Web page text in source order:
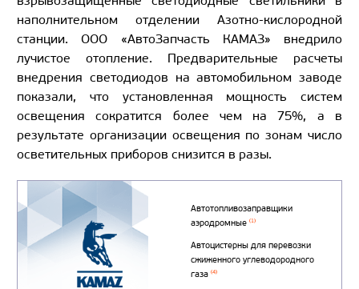
наполнительном отделении Азотно-кислородной
станции. ООО «АвтоЗапчасть КАМАЗ» внедрило
лучистое отопление. Предварительные расчеты
внедрения светодиодов на автомобильном заводе
показали, что установленная мощность систем
освещения сократится более чем на 75%, а в
результате организации освещения по зонам число
осветительных приборов снизится в разы.